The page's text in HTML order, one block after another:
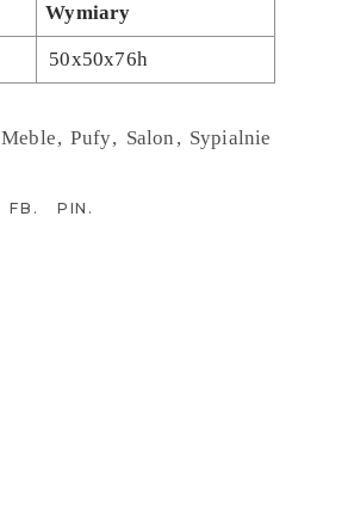
Wymiary
50x50x76h
Meble Pufy Salon Sypialnie
FB PIN